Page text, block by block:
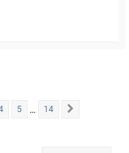
5 … 14